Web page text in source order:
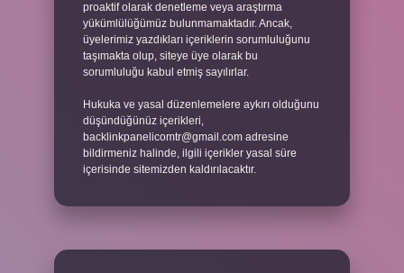
proaktif olarak denetleme veya araştırma
yükümlülüğümüz bulunmamaktadır. Ancak,
üyelerimiz yazdıkları içeriklerin sorumluluğunu
taşımakta olup, siteye üye olarak bu
sorumluluğu kabul etmiş sayılırlar.
Hukuka ve yasal düzenlemelere aykırı olduğunu
düşündüğünüz içerikleri,
backlinkpanelicomtr@gmail.com adresine
bildirmeniz halinde, ilgili içerikler yasal süre
içerisinde sitemizden kaldırılacaktır.